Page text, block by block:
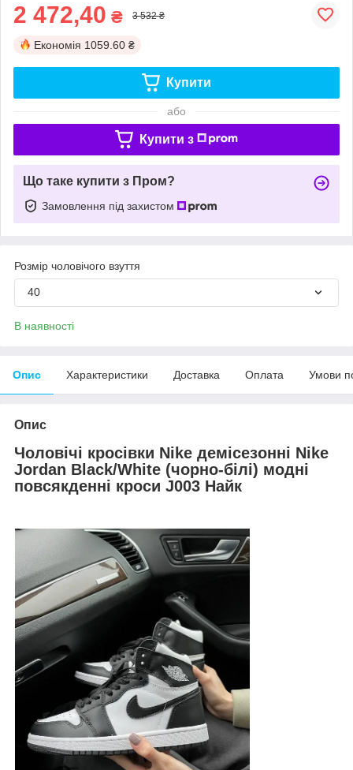
2 472,40 ₴ 3 532 ₴
Економія 1059.60 ₴
Купити
або
Купити з
Що таке купити з Пром?
Замовлення під захистом
Розмір чоловічого взуття
40
В наявності
Опис Характеристики Доставка Оплата Умови
Опис
Чоловічі кросівки Nike демісезонні Nike
Jordan Black/White (чорно-білі) модні
повсякденні кроси J003 Найк